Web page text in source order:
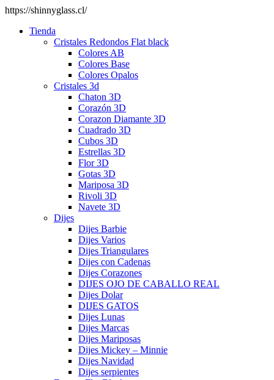
https://shinnyglass.cl/
Tienda
Cristales Redondos Flat black
Colores AB
Colores Base
Colores Opalos
Cristales 3d
Chaton 3D
Corazón 3D
Corazon Diamante 3D
Cuadrado 3D
Cubos 3D
Estrellas 3D
Flor 3D
Gotas 3D
Mariposa 3D
Rivoli 3D
Navete 3D
Dijes
Dijes Barbie
Dijes Varios
Dijes Triangulares
Dijes con Cadenas
Dijes Corazones
DIJES OJO DE CABALLO REAL
Dijes Dolar
DIJES GATOS
Dijes Lunas
Dijes Marcas
Dijes Mariposas
Dijes Mickey – Minnie
Dijes Navidad
Dijes serpientes